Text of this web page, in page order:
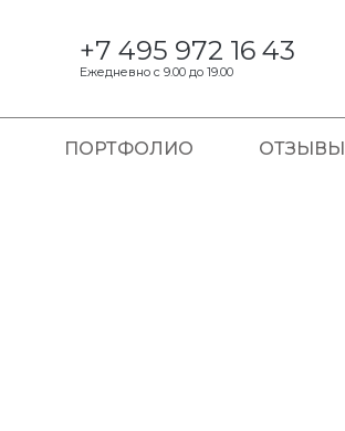
+7 495 972 16 43
Ежедневно с 9.00 до 19.00
ПОРТФОЛИО ОТЗЫВЫ